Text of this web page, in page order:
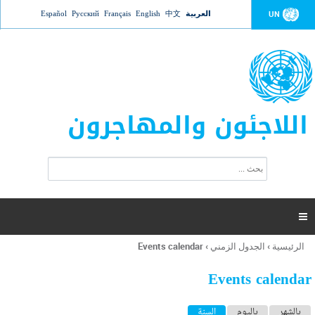
Jump to navigation UN العربية 中文
English
Français
Русский
Español
اللاجئون والمهاجرون
ت
ر
ل
ح
ب

أنت
هنا
الرئيسية › الجدول الزمني ›
Events calendar
Events calendar